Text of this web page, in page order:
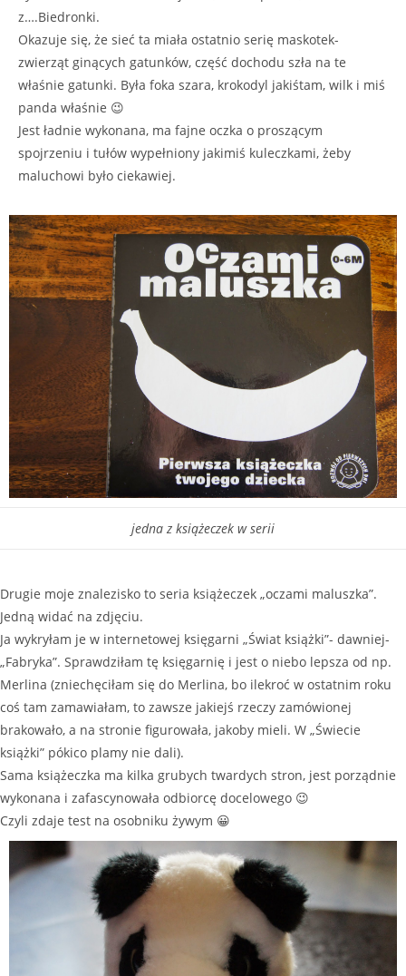
z….Biedronki.
Okazuje się, że sieć ta miała ostatnio serię maskotek-
zwierząt ginących gatunków, część dochodu szła na te
właśnie gatunki. Była foka szara, krokodyl jakiśtam, wilk i miś
panda właśnie 😉
Jest ładnie wykonana, ma fajne oczka o proszącym
spojrzeniu i tułów wypełniony jakimiś kuleczkami, żeby
maluchowi było ciekawiej.
jedna z książeczek w serii
Drugie moje znalezisko to seria książeczek „oczami maluszka”.
Jedną widać na zdjęciu.
Ja wykryłam je w internetowej księgarni „Świat książki”- dawniej-
„Fabryka”. Sprawdziłam tę księgarnię i jest o niebo lepsza od np.
Merlina (zniechęciłam się do Merlina, bo ilekroć w ostatnim roku
coś tam zamawiałam, to zawsze jakiejś rzeczy zamówionej
brakowało, a na stronie figurowała, jakoby mieli. W „Świecie
książki” pókico plamy nie dali).
Sama książeczka ma kilka grubych twardych stron, jest porządnie
wykonana i zafascynowała odbiorcę docelowego 😉
Czyli zdaje test na osobniku żywym 😀